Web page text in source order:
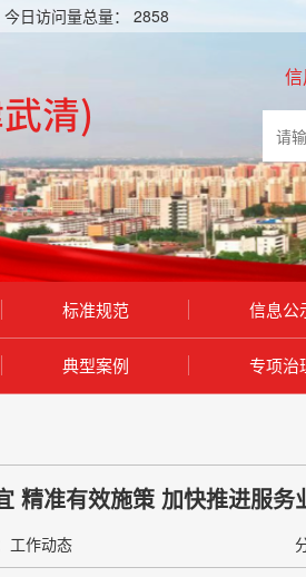
今日访问量总量： 2858
标准规范 信息公
典型案例 专项治
精准有效施策 加快推进服务
工作动态